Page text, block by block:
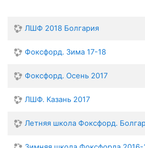
ЛШФ 2018 Болгария
Фоксфорд. Зима 17-18
Фоксфорд. Осень 2017
ЛШФ. Казань 2017
Летняя школа Фоксфорд.